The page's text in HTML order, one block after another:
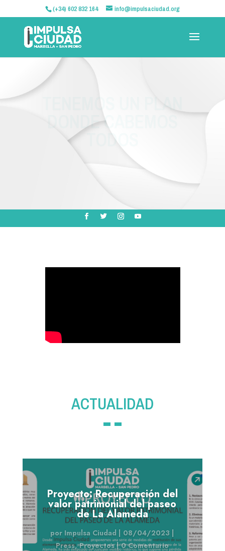
(+34) 602 832 164 info@impulsaciudad.org
EN SERIO, ES FÁCIL
HACERLO MEJOR
ACTUALIDAD
Proyecto: Recuperación del
valor patrimonial del paseo
de La Alameda
por Impulsa Ciudad | 08/04/2023 |
Press,Proyectos| 0 Comentario